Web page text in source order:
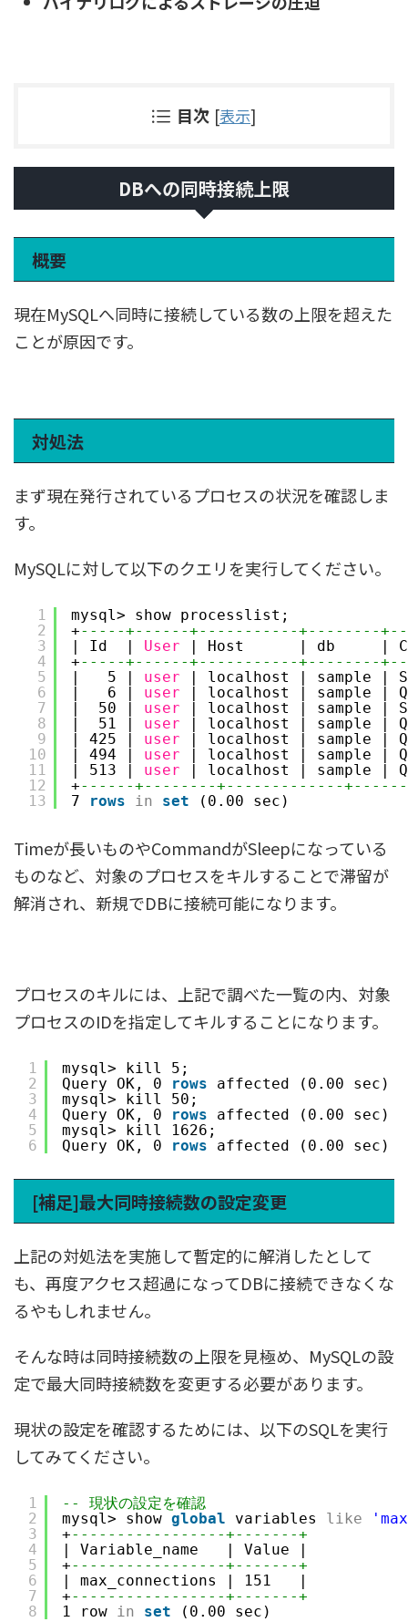
目次 [表示]
DBへの同時接続上限
概要
現在MySQLへ同時に接続している数の上限を超えた
ことが原因です。
対処法
まず現在発行されているプロセスの状況を確認しま
す。
MySQLに対して以下のクエリを実行してください。
1
2
3
4
5
6
7
8
9
10
11
12
13
mysql> show processlist;
+-----+------+-----------+--------
| Id  | User
| Host      | db     |
+-----+------+-----------+--------
|   5 | user
| localhost | sample |
|   6 | user
| localhost | sample |
|  50 | user
| localhost | sample |
|  51 | user
| localhost | sample |
| 425 | user
| localhost | sample |
| 494 | user
| localhost | sample |
| 513 | user
| localhost | sample |
+------+--------+-------------
7
rows in set (0.00 sec)
Timeが長いものやCommandがSleepになっている
ものなど、対象のプロセスをキルすることで滞留が
解消され、新規でDBに接続可能になります。
プロセスのキルには、上記で調べた一覧の内、対象
プロセスのIDを指定してキルすることになります。
1
2
3
4
5
6
mysql> kill 5;
Query OK, 0
rows
affected (0.00 sec)
mysql> kill 50;
Query OK, 0
rows
affected (0.00 sec)
mysql> kill 1626;
Query OK, 0
rows affected (0.00 sec)
[補足]最大同時接続数の設定変更
上記の対処法を実施して暫定的に解消したとして
も、再度アクセス超過になってDBに接続できなくな
るやもしれません。
そんな時は同時接続数の上限を見極め、MySQLの設
定で最大同時接続数を変更する必要があります。
現状の設定を確認するためには、以下のSQLを実行
してみてください。
1
2
3
4
5
6
7
8
-- 現状の設定を確認
mysql> show global variables like
+-----------------+-------+
| Variable_name   | Value |
+-----------------+-------+
| max_connections | 151   |
+-----------------+-------+
1 row in set (0.00 sec)